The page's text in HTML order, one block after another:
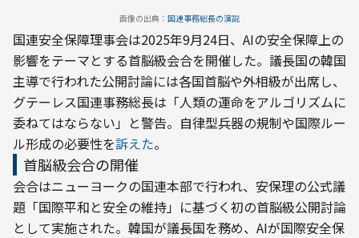
画像の出典： 国連事務総長の演説
国連安全保障理事会は2025年9月24日、AIの安全保障上の
影響をテーマとする首脳級会合を開催した。議長国の韓国
主導で行われた公開討論には各国首脳や外相級が出席し、
グテーレス国連事務総長は「人類の運命をアルゴリズムに
委ねてはならない」と警告。自律型兵器の規制や国際ルー
ル形成の必要性を訴えた。
首脳級会合の開催
会合はニューヨークの国連本部で行われ、安保理の公式議
題「国際平和と安全の維持」に基づく初の首脳級公開討論
として実施された。韓国が議長国を務め、AIが国際安全保